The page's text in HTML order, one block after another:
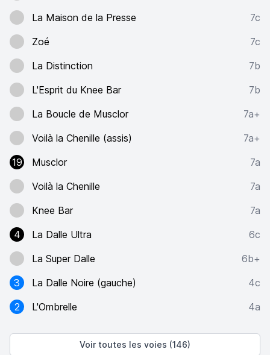
La Maison de la Presse
7c
Zoé
7c
La Distinction
7b
L'Esprit du Knee Bar
7b
La Boucle de Musclor
7a+
Voilà la Chenille (assis)
7a+
19
Musclor
7a
Voilà la Chenille
7a
Knee Bar
7a
4
La Dalle Ultra
6c
La Super Dalle
6b+
3
La Dalle Noire (gauche)
4c
2
L'Ombrelle 4a
Voir toutes les voies (146)